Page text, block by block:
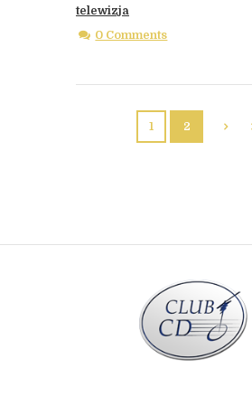
telewizja
0 Comments
1 2